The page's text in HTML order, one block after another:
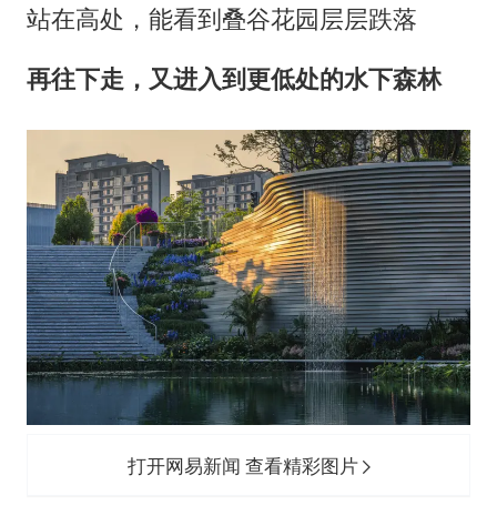
站在高处，能看到叠谷花园层层跌落
再往下走，又进入到更低处的水下森林
打开网易新闻 查看精彩图片